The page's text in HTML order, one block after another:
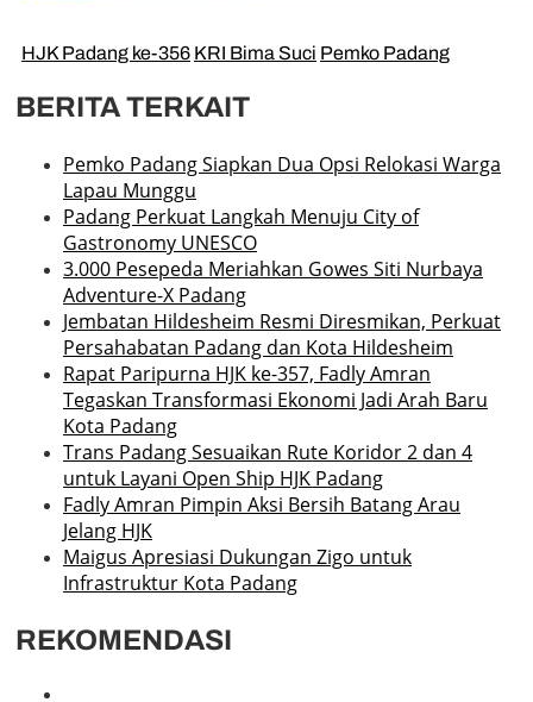
HJK Padang ke-356 KRI Bima Suci Pemko Padang
BERITA TERKAIT
Pemko Padang Siapkan Dua Opsi Relokasi Warga
Lapau Munggu
Padang Perkuat Langkah Menuju City of
Gastronomy UNESCO
3.000 Pesepeda Meriahkan Gowes Siti Nurbaya
Adventure-X Padang
Jembatan Hildesheim Resmi Diresmikan, Perkuat
Persahabatan Padang dan Kota Hildesheim
Rapat Paripurna HJK ke-357, Fadly Amran
Tegaskan Transformasi Ekonomi Jadi Arah Baru
Kota Padang
Trans Padang Sesuaikan Rute Koridor 2 dan 4
untuk Layani Open Ship HJK Padang
Fadly Amran Pimpin Aksi Bersih Batang Arau
Jelang HJK
Maigus Apresiasi Dukungan Zigo untuk
Infrastruktur Kota Padang
REKOMENDASI